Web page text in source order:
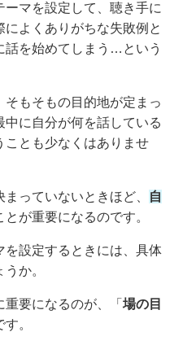
ーマを設定して 、聴き手に
によくありがちな失敗例と
を始めてしまう … という
そもそもの目的地が定まっ
中に自分が何を話している
こと も少なくはありませ
っていないときほど、 自
とが重要になるのです。
を設定するときには、具体
か。
重要になるのが、 「場の目
。